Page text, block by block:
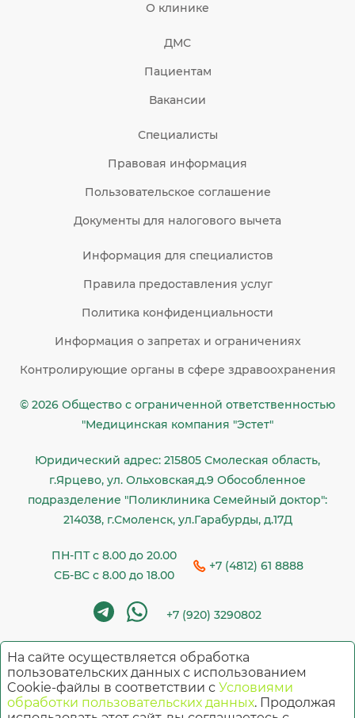
О клинике
ДМС
Пациентам
Вакансии
Специалисты
Правовая информация
Пользовательское соглашение
Документы для налогового вычета
Информация для специалистов
Правила предоставления услуг
Политика конфиденциальности
Информация о запретах и ограничениях
Контролирующие органы в сфере здравоохранения
© 2026 Общество c ограниченной ответственностью
"Медицинская компания "Эстет"
Юридический адрес: 215805 Смолеская область,
г.Ярцево, ул. Ольховская,д.9 Обособленное
подразделение "Поликлиника Семейный доктор":
214038, г.Смоленск, ул.Гарабурды, д.17Д
ПН-ПТ с 8.00 до 20.00
СБ-ВС с 8.00 до 18.00
+7 (4812) 61 8888
+7 (920) 3290802
Имеются противопоказания. Необходима
консультация специалиста
На сайте осуществляется обработка
пользовательских данных с использованием
Cookie-файлы в соответствии с Условиями
обработки пользовательских данных. Продолжая